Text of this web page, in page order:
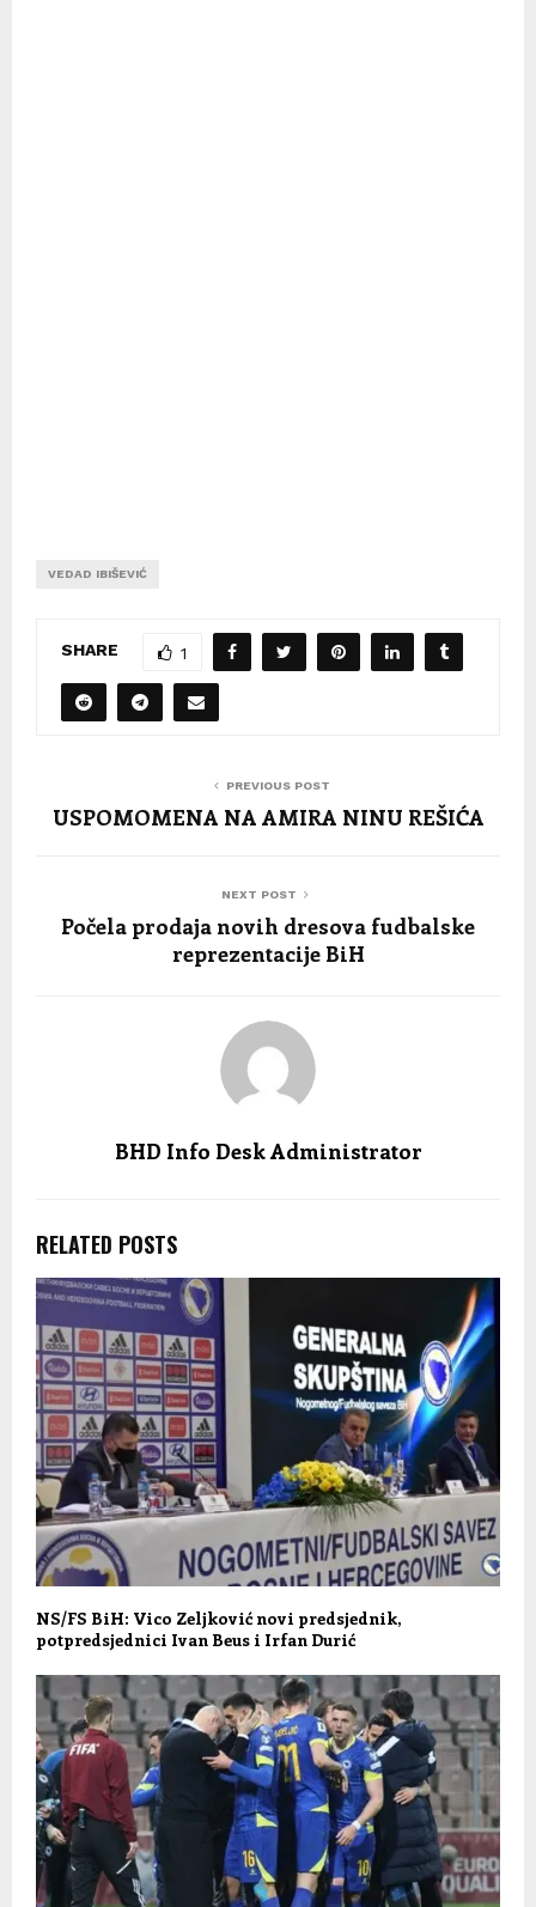
VEDAD IBIŠEVIĆ
SHARE 1
PREVIOUS POST
USPOMOMENA NA AMIRA NINU REŠIĆA
NEXT POST
Počela prodaja novih dresova fudbalske
reprezentacije BiH
BHD Info Desk Administrator
RELATED POSTS
NS/FS BiH: Vico Zeljković novi predsjednik,
potpredsjednici Ivan Beus i Irfan Durić